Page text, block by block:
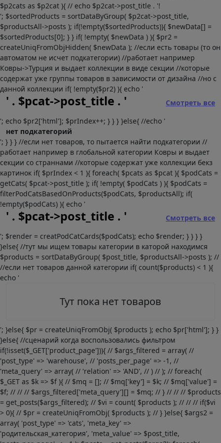
$p2cats as $p2cat ){ // echo $p2cat->post_title . '!
'; $sortedProducts = sortDataByGroup( $p2cat->post_title,
$productsAll->posts ); if(!empty($sortedProducts)){ $newData[] =
$sortedProducts[0]; } } if( !empty( $newData ) ){ $pr2 =
createUniqFromObjHidden( $newData ); //если есть товары (то он
автоматом не исчет подкатегории) //работает например
Ковры->Турция и выдает коллекции в виде секции //которые
содержат уже группы товаров в зависимости от дизайна //но с
данной коллекции if( !empty($pr2) ){ echo '
' . $pcat->post_title . '
Смотреть все
'; echo $pr2['html']; $prIndex++; } } } }else{ //echo '
нет подкатегорий
'; } } } //если нет товаров, то пытается найти подкатегории //
работает например в глобальной категории Ковры и выдает
секции со страннами //которые содержат уже коллекции бекз
картинок if( $prIndex < 1 ){ foreach( $pcats as $pcat ){ $podCats =
getCats( $pcat->post_title ); if( !empty( $podCats ) ){ $podCats =
filterPodCatsBasedOnProducts($podCats, $productsAll); if(
!empty($podCats) ){ echo '
' . $pcat->post_title . '
Смотреть все
'; $render = creatPodCatCards($podCats); echo $render; } } } }
}else{ //тут мы ищем товары категории в каторой находимся
$products = sortDataByGroup( $post_title, $productsAll->posts ); //
//если нет товаров данной категории if( count($products) < 1 ){
echo '
Тут пока нет товаров
'; }else{ $pr = createUniqFromObj( $products ); echo $pr['html']; } }
}else{ //сценарий когда воспользовались фильтром
if(!isset($_GET['product_page'])){ // $args_filtered = array( //
'post_type' => 'warehouse', // 'posts_per_page' => -1, //
'meta_query' => array( // 'relation' => 'AND', // ) // ); // foreach(
$_GET as $k => $f ){ // $mq = []; // $mq['key'] = $k; // $mq['value'] =
$f; // // // $args_filtered['meta_query'][] = $mq; // } // // // $products
= get_posts($args_filtered); // $vi = count( $products ); // // // if($vi
> 0){ // $pr = createUniqFromObj( $products ); // } }else{ $args2 =
array( 'post_type' => 'cats', 'meta_key' =>
'родительская_категория', 'meta_value' => $post_title,